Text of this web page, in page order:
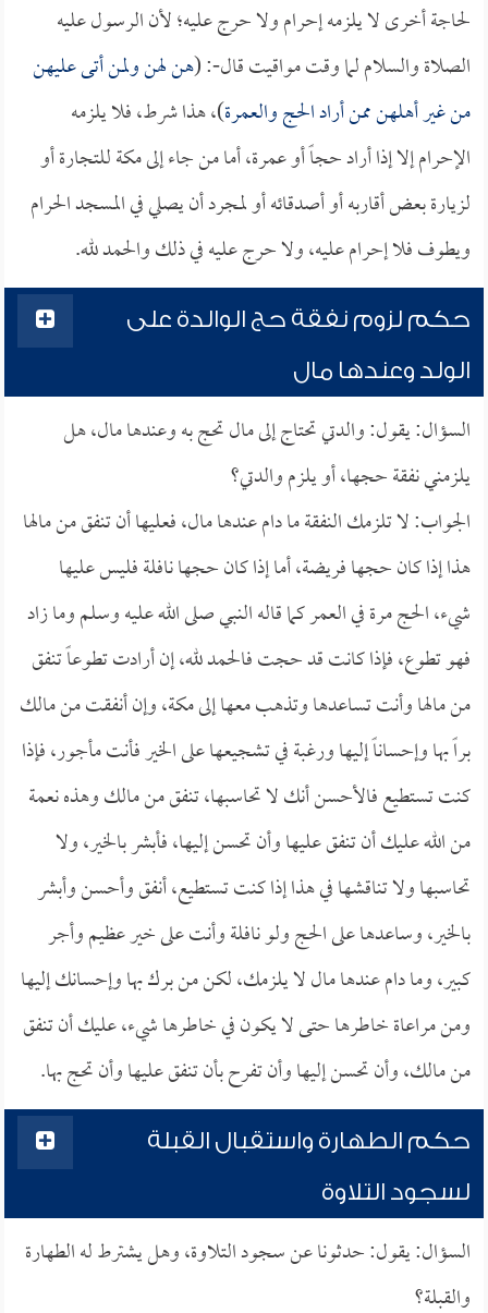
لحاجة أخرى لا يلزمه إحرام ولا حرج عليه؛ لأن الرسول عليه
الصلاة والسلام لما وقت مواقيت قال-: (هن لهن ولمن أتى عليهن
من غير أهلهن ممن أراد الحج والعمرة)، هذا شرط، فلا يلزمه
الإحرام إلا إذا أراد حجاً أو عمرة، أما من جاء إلى مكة للتجارة أو
لزيارة بعض أقاربه أو أصدقائه أو لمجرد أن يصلي في المسجد الحرام
ويطوف فلا إحرام عليه، ولا حرج عليه في ذلك والحمد لله.
حكم لزوم نفقة حج الوالدة على
الولد وعندها مال
السؤال: يقول: والدتي تحتاج إلى مال تحج به وعندها مال، هل
يلزمني نفقة حجها، أو يلزم والدتي؟
الجواب: لا تلزمك النفقة ما دام عندها مال، فعليها أن تنفق من مالها
هذا إذا كان حجها فريضة، أما إذا كان حجها نافلة فليس عليها
شيء، الحج مرة في العمر كما قاله النبي صلى الله عليه وسلم وما زاد
فهو تطوع، فإذا كانت قد حجت فالحمد لله، إن أرادت تطوعاً تنفق
من مالها وأنت تساعدها وتذهب معها إلى مكة، وإن أنفقت من مالك
براً بها وإحساناً إليها ورغبة في تشجيعها على الخير فأنت مأجور، فإذا
كنت تستطيع فالأحسن أنك لا تحاسبها، تنفق من مالك وهذه نعمة
من الله عليك أن تنفق عليها وأن تحسن إليها، فأبشر بالخير، ولا
تحاسبها ولا تناقشها في هذا إذا كنت تستطيع، أنفق وأحسن وأبشر
بالخير، وساعدها على الحج ولو نافلة وأنت على خير عظيم وأجر
كبير، وما دام عندها مال لا يلزمك، لكن من برك بها وإحسانك إليها
ومن مراعاة خاطرها حتى لا يكون في خاطرها شيء، عليك أن تنفق
من مالك، وأن تحسن إليها وأن تفرح بأن تنفق عليها وأن تحج بها.
حكم الطهارة واستقبال القبلة
لسجود التلاوة
السؤال: يقول: حدثونا عن سجود التلاوة، وهل يشترط له الطهارة
والقبلة؟